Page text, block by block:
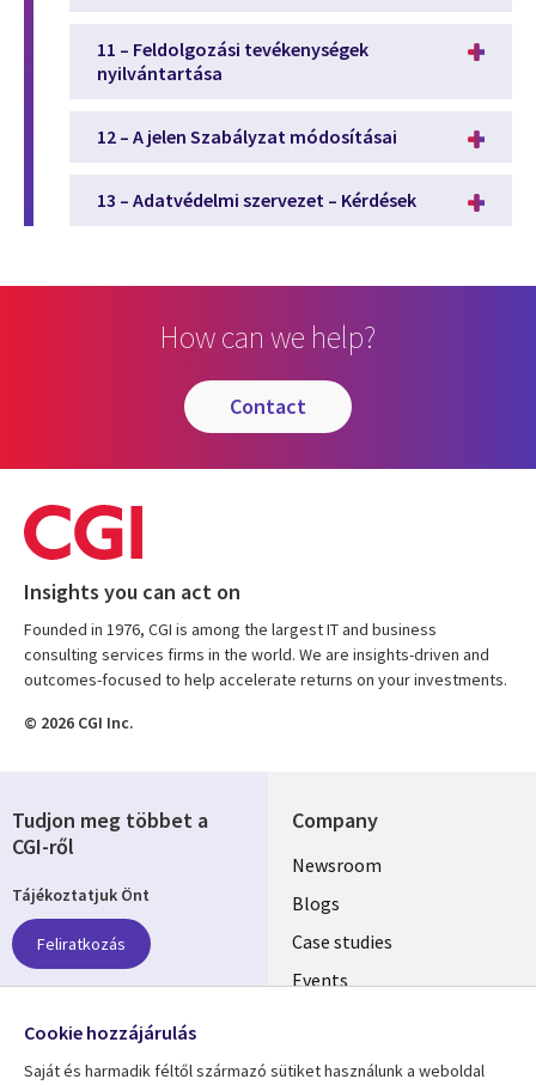
11 – Feldolgozási tevékenységek
nyilvántartása
12 – A jelen Szabályzat módosításai
13 – Adatvédelmi szervezet – Kérdések
How can we help?
contact
Insights you can act on
Founded in 1976, CGI is among the largest IT and business
consulting services firms in the world. We are insights-driven and
outcomes-focused to help accelerate returns on your investments.
© 2026 CGI Inc.
Company
Useful
links
SECTIONS
EN
Newsroom
Blogs
Case studies
Events
Tudjon meg többet a
CGI-ről
Tájékoztatjuk Önt
Feliratkozás
Follow us
Cookie hozzájárulás
Saját és harmadik féltől származó sütiket használunk a weboldal